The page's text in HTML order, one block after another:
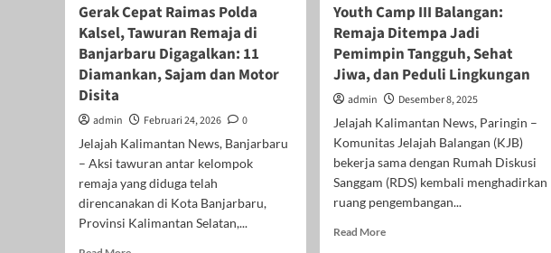
Gerak Cepat Raimas Polda
Kalsel, Tawuran Remaja di
Banjarbaru Digagalkan: 11
Diamankan, Sajam dan Motor
Disita
admin Februari 24, 2026
0
Jelajah Kalimantan News, Banjarbaru
– Aksi tawuran antar kelompok
remaja yang diduga telah
direncanakan di Kota Banjarbaru,
Provinsi Kalimantan Selatan,...
Read
Youth Camp III Balangan:
Remaja Ditempa Jadi
Pemimpin Tangguh, Sehat
Jiwa, dan Peduli Lingkungan
admin
Desember 8, 2025
Jelajah Kalimantan News, Paringin –
Komunitas Jelajah Balangan (KJB)
bekerja sama dengan Rumah Diskusi
Sanggam (RDS) kembali menghadirkan
ruang pengembangan...
Read MoreRead